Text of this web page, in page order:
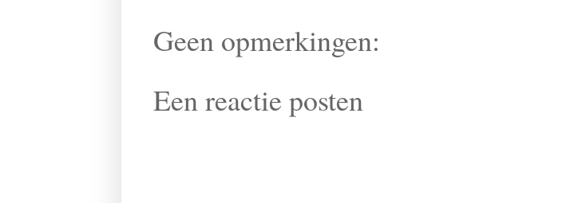
Geen opmerkingen:
Een reactie posten